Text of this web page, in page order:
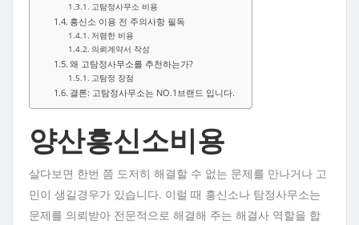
고탐정사무소 비용
흥신소 이용 전 주의사항 필독
저렴한 비용
의뢰계약서 작성
왜 고탐정사무소를 추천하는가?
고탐정 장점
결론: 고탐정사무소는 NO.1브랜드 입니다.
양산흥신소비용
살다보면 한번 쯤 도저히 해결할 수 없는 문제를 만나거나 고
민이 생길경우가 있습니다. 이럴 때 흥신소나 탐정사무소는
문제를 의뢰받아 전문적으로 해결해 주는 해결사 역할을 합